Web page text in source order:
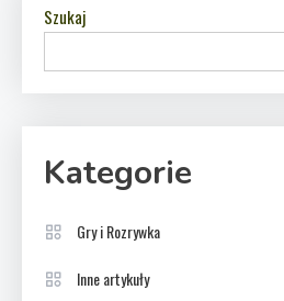
Szukaj
Kategorie
Gry i Rozrywka
Inne artykuły